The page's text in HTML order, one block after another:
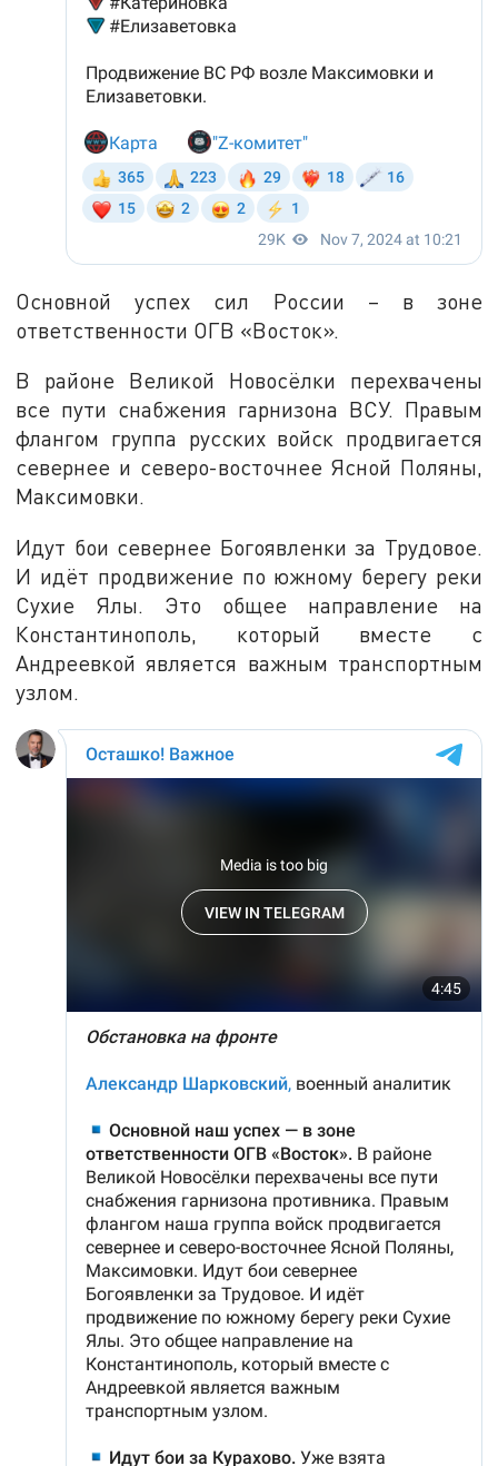
Основной успех сил России – в зоне
ответственности ОГВ «Восток».
В районе Великой Новосёлки перехвачены
все пути снабжения гарнизона ВСУ. Правым
флангом группа русских войск продвигается
севернее и северо-восточнее Ясной Поляны,
Максимовки.
Идут бои севернее Богоявленки за Трудовое.
И идёт продвижение по южному берегу реки
Сухие Ялы. Это общее направление на
Константинополь, который вместе с
Андреевкой является важным транспортным
узлом.